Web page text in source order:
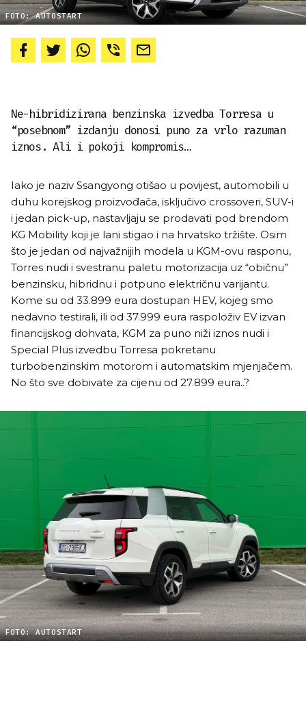
FOTO: AUTOSTART
Ne-hibridizirana benzinska izvedba Torresa u
“posebnom” izdanju donosi puno za vrlo razuman
iznos. Ali i pokoji kompromis…
Iako je naziv Ssangyong otišao u povijest, automobili u
duhu korejskog proizvođača, isključivo crossoveri, SUV-i
i jedan pick-up, nastavljaju se prodavati pod brendom
KG Mobility koji je lani stigao i na hrvatsko tržište. Osim
što je jedan od najvažnijih modela u KGM-ovu rasponu,
Torres nudi i svestranu paletu motorizacija uz “običnu”
benzinsku, hibridnu i potpuno električnu varijantu.
Kome su od 33.899 eura dostupan HEV, kojeg smo
nedavno testirali, ili od 37.999 eura raspoloživ EV izvan
financijskog dohvata, KGM za puno niži iznos nudi i
Special Plus izvedbu Torresa pokretanu
turbobenzinskim motorom i automatskim mjenjačem.
No što sve dobivate za cijenu od 27.899 eura..?
FOTO: AUTOSTART